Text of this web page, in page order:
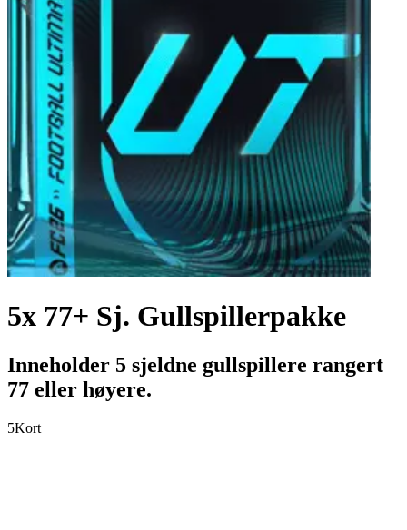
5x 77+ Sj. Gullspillerpakke
Inneholder 5 sjeldne gullspillere rangert
77 eller høyere.
5Kort